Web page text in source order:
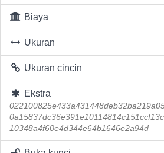
Biaya
Ukuran
Ukuran cincin
Ekstra
10348a4f60e4d344e64b1646e2a94d